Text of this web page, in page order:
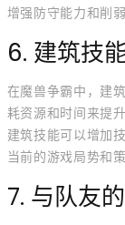
增强防守能力和削
6. 建筑技
在魔兽争霸中，建
耗资源和时间来提
建筑技能可以增加
当前的游戏局势和策
7. 与队友